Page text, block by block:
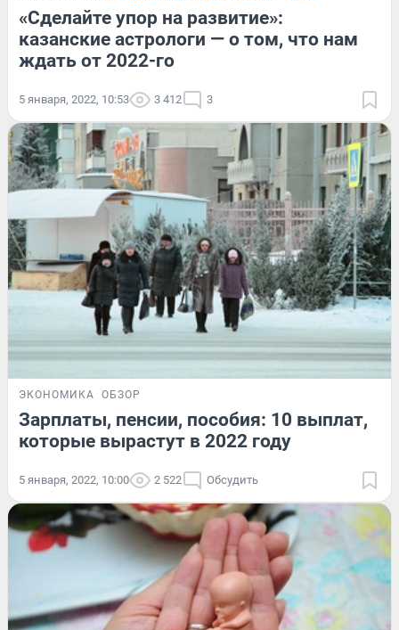
«Сделайте упор на развитие»:
казанские астрологи — о том, что нам
ждать от 2022-го
5 января, 2022, 10:53 3 412 3
ЭКОНОМИКА ОБЗОР
Зарплаты, пенсии, пособия: 10 выплат,
которые вырастут в 2022 году
5 января, 2022, 10:00 2 522 Обсудить